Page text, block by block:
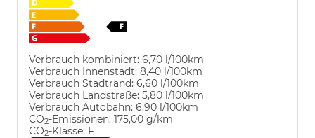
Verbrauch kombiniert: 6,70 l/100km
Verbrauch Innenstadt: 8,40 l/100km
Verbrauch Stadtrand: 6,60 l/100km
Verbrauch Landstraße: 5,80 l/100km
Verbrauch Autobahn: 6,90 l/100km
CO2-Emissionen: 175,00 g/km
CO2-Klasse: F